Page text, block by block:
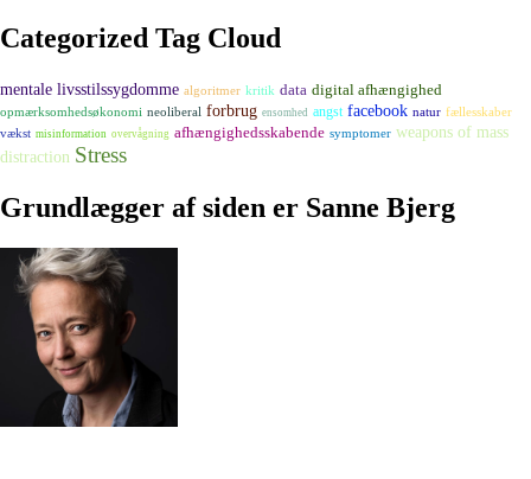
Categorized Tag Cloud
mentale livsstilssygdomme algoritmer kritik data digital afhængighed
opmærksomhedsøkonomi neoliberal forbrug ensomhed angst facebook natur fællesskaber
vækst misinformation overvågning afhængighedsskabende symptomer weapons of mass
distraction Stress
Grundlægger af siden er Sanne Bjerg